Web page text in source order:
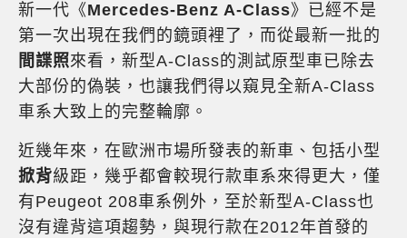
新一代《Mercedes-Benz A-Class》已經不是
第一次出現在我們的鏡頭裡了，而從最新一批的
間諜照來看，新型A-Class的測試原型車已除去
大部份的偽裝，也讓我們得以窺見全新A-Class
車系大致上的完整輪廓。
近幾年來，在歐洲市場所發表的新車、包括小型
掀背級距，幾乎都會較現行款車系來得更大，僅
有Peugeot 208車系例外，至於新型A-Class也
沒有違背這項趨勢，與現行款在2012年首發的